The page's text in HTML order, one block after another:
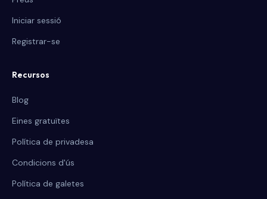
Iniciar sessió
Registrar-se
Recursos
Blog
Eines gratuïtes
Política de privadesa
Condicions d'ús
Política de galetes